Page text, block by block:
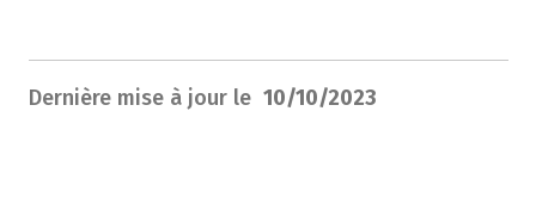
Dernière mise à jour le 10/10/2023